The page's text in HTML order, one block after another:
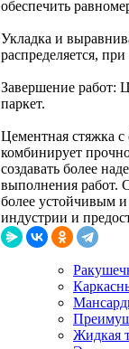
обеспечить
Укладка и
распределяется,
Завершение работ:
паркет.
Цементная стяжка с
комбинирует
создавать более
выполнения работ.
более устойчивым
индустрии и
Жидкая